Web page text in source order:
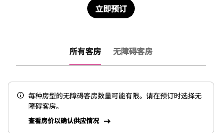
立即预订
所有客房 无障碍客房
每种房型的无障碍客房数量可能有限。请在预订时选择无
障碍客房。
查看房价以确认供应情况